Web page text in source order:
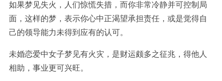
如果梦见失火，人们惊慌失措，而你非常冷静并可控制局
面，这样的梦，表示你心中正渴望承担责任，或是觉得自
己的领导能力未得到应有的认可。
未婚恋爱中女子梦见有火灾，是财运颇多之征兆，得他人
相助，事业更可兴旺。